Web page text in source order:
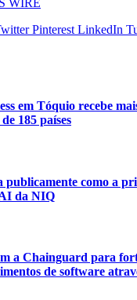
WIRE
Pinterest LinkedIn
em Tóquio recebe
185 países
publicamente como a
da NIQ
a Chainguard para
de software